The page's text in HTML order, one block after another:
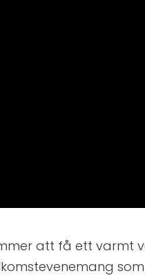
att få ett varmt